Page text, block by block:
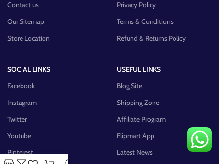
Contact us
Our Sitemap
Store Location
Privacy Policy
Terms & Conditions
Refund & Returns Policy
SOCIAL LINKS
Facebook
Instagram
Twitter
Youtube
Pinterest
USEFUL LINKS
Blog Site
Shipping Zone
Affiliate Program
Flipmart App
Latest News